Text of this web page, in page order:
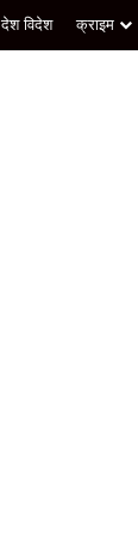
देश विदेश क्राइम